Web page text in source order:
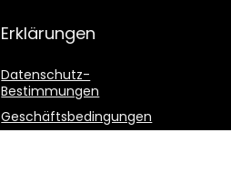
Erklärungen
Datenschutz-
Bestimmungen
Geschäftsbedingungen